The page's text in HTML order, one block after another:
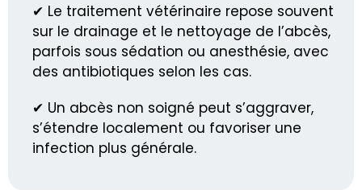
✔ Le traitement vétérinaire repose souvent
sur le drainage et le nettoyage de l’abcès,
parfois sous sédation ou anesthésie, avec
des antibiotiques selon les cas.
✔ Un abcès non soigné peut s’aggraver,
s’étendre localement ou favoriser une
infection plus générale.